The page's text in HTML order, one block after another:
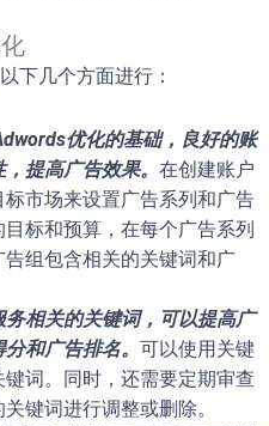
下几个方面进行：
优化的基础，良好的账
提高广告效果。 在创建账户
市场来设置广告系列和广告
标和预算，在每个广告系列
组包含相关的关键词和广
相关的关键词，可以提高广
和广告排名。 可以使用关键
词。同时，还需要定期审查
键词进行调整或删除。